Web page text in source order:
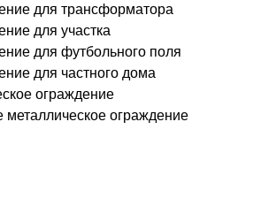
для трансформатора
для участка
для футбольного поля
для частного дома
ограждение
металлическое ограждение